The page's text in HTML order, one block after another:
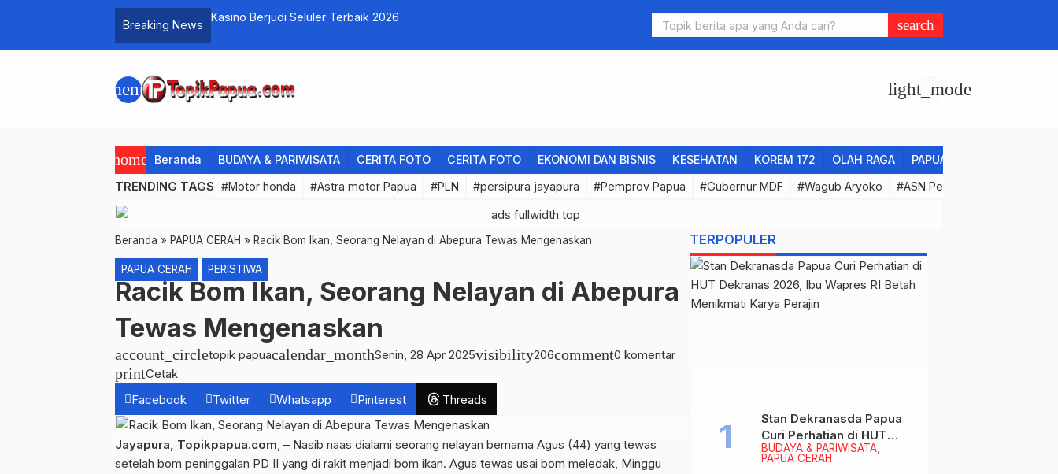
Breaking News
Kasino Berjudi Seluler Terbaik 2026 Timah Panas Hentikan Pelarian DPO Kasus Amunisi di Yahukimo
search
menu light_mode
home Beranda BUDAYA & PARIWISATA CERITA FOTO CERITA FOTO EKONOMI DAN BISNIS KESEHATAN KOREM 172 OLAH RAGA PAPUA CERAH
TRENDING TAGS #Motor honda #Astra motor Papua #PLN #persipura jayapura #Pemprov Papua #Gubernur MDF #Wagub Aryoko #ASN Pemprov Papua
Beranda » PAPUA CERAH » Racik Bom Ikan, Seorang Nelayan di Abepura Tewas Mengenaskan
PAPUA CERAH PERISTIWA
Racik Bom Ikan, Seorang Nelayan di Abepura
Tewas Mengenaskan
account_circletopik papuacalendar_monthSenin, 28 Apr 2025visibility206comment0 komentar
printCetak
Facebook
Twitter Whatsapp Pinterest Threads
Jayapura, Topikpapua.com, – Nasib naas dialami seorang nelayan bernama Agus (44) yang tewas
setelah bom peninggalan PD II yang di rakit menjadi bom ikan. Agus tewas usai bom meledak, Minggu
TERPOPULER
BUDAYA & PARIWISATA
PAPUA CERAH
Stan Dekranasda Papua
Curi Perhatian di HUT
Dekranas 2026, Ibu